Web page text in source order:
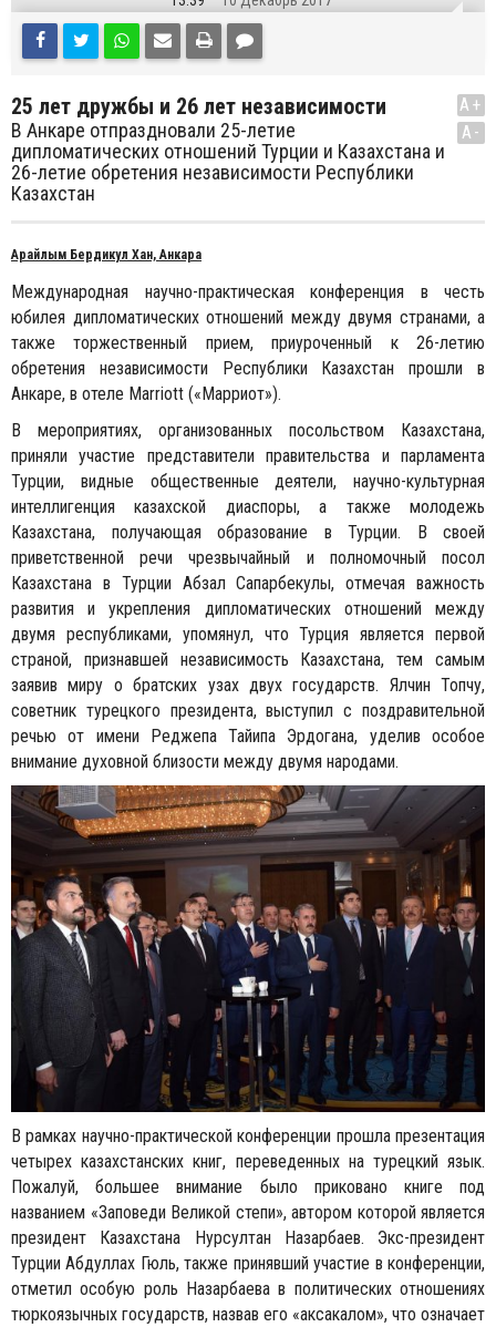
25 лет дружбы и 26 лет независимости
В Анкаре отпраздновали 25-летие
дипломатических отношений Турции и Казахстана и
26-летие обретения независимости Республики
Казахстан
A+
A-
Арайлым Бердикул Хан, Анкара
Международная научно-практическая конференция в честь
юбилея дипломатических отношений между двумя странами, а
также торжественный прием, приуроченный к 26-летию
обретения независимости Республики Казахстан прошли в
Анкаре, в отеле Marriott («Марриот»).
В мероприятиях, организованных посольством Казахстана,
приняли участие представители правительства и парламента
Турции, видные общественные деятели, научно-культурная
интеллигенция казахской диаспоры, а также молодежь
Казахстана, получающая образование в Турции. В своей
приветственной речи чрезвычайный и полномочный посол
Казахстана в Турции Абзал Сапарбекулы, отмечая важность
развития и укрепления дипломатических отношений между
двумя республиками, упомянул, что Турция является первой
страной, признавшей независимость Казахстана, тем самым
заявив миру о братских узах двух государств. Ялчин Топчу,
советник турецкого президента, выступил с поздравительной
речью от имени Реджепа Тайипа Эрдогана, уделив особое
внимание духовной близости между двумя народами.
В рамках научно-практической конференции прошла презентация
четырех казахстанских книг, переведенных на турецкий язык.
Пожалуй, большее внимание было приковано книге под
названием «Заповеди Великой степи», автором которой является
президент Казахстана Нурсултан Назарбаев. Экс-президент
Турции Абдуллах Гюль, также принявший участие в конференции,
отметил особую роль Назарбаева в политических отношениях
тюркоязычных государств, назвав его «аксакалом», что означает